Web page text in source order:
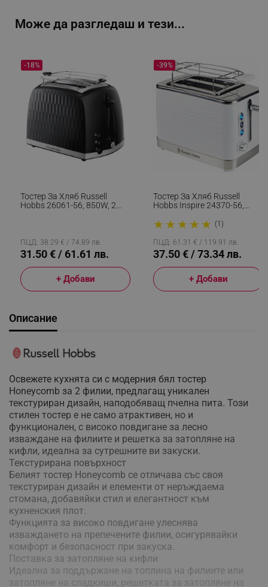
Може да разгледаш и тези...
Тостер За Хляб Russell
Hobbs 26061-56, 850W, 2
-18%
ПЦД: 38.29 € / 74.89 лв.
31.50 € / 61.61 лв.
+ Добави
Тостер За Хляб Russell
Hobbs Inspire 24370-56,
Поставка За Притопляне,
Бял
★ ★ ★ ★ ★ (1)
-39%
ПЦД: 61.31 € / 119.91 лв.
37.50 € / 73.34 лв.
+ Добави
Описание
Освежете кухнята си с модерния бял тостер
Honeycomb за 2 филии, предлагащ уникален
текстуриран дизайн, наподобяващ пчелна пита. Този
стилен тостер е не само атрактивен, но и
функционален, с високо повдигане за лесно
изваждане на филиите и решетка за затопляне на
кифли, идеална за сутрешните ви закуски.
Текстурирана повърхност
Белият тостер Honeycomb се отличава със своя
текстуриран дизайн и елементи от неръждаема
стомана, добавяйки стил и елегантност към
кухненския плот.
Функцията за високо повдигане улеснява
изваждането на препечените филии, осигурявайки
комфорт и безопасност при закуска.
Поставка за затопляне на кифли
Идеална за поддържане на топлина на филиите или
затопляне на сладкиши, решетката за затопляне на